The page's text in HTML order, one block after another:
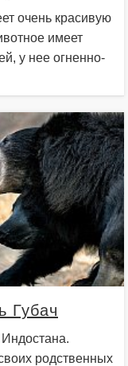
очень красивую
имеет
у нее огненно-
Губач
родственных